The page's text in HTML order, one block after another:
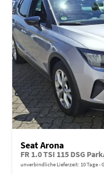
Seat Arona
FR 1.0 TSI 115 DSG
unverbindliche Lieferzeit: 10 Tage